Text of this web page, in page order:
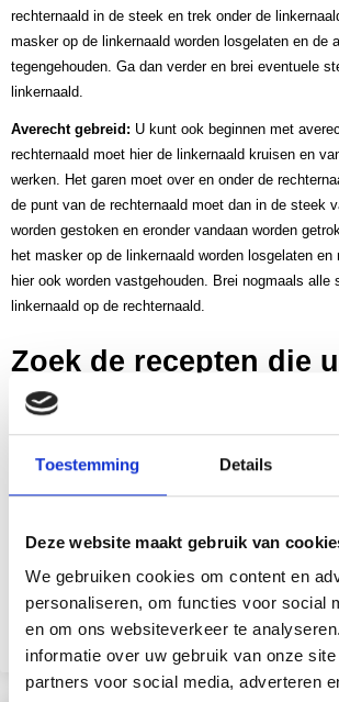
Toestemming Details
Deze website maakt gebruik van
We gebruiken cookies om content en
personaliseren, om functies voor social
en om ons websiteverkeer te
informatie over uw gebruik van onze
partners voor social media, adverteren
rechternaald in de steek en trek onder de
masker op de linkernaald worden losgelaten en de
tegengehouden. Ga dan verder en brei eventuele
linkernaald.
Averecht gebreid: U kunt ook beginnen met
rechternaald moet hier de linkernaald kruisen en
werken. Het garen moet over en onder de
de punt van de rechternaald moet dan in de steek
worden gestoken en eronder vandaan worden
het masker op de linkernaald worden losgelaten en
hier ook worden vastgehouden. Brei nogmaals alle
linkernaald op de rechternaald.
Zoek de recepten die
Hier hebben we een kleine gids samengesteld met
materialen en technieken die u een beetje kunt
gaat met breien, bijvoorbeeld tricotsteek en
simpelweg een zee aan mogelijkheden. Bovendien
nemen op deze pagina als je eropuit gaat en
breispullen.